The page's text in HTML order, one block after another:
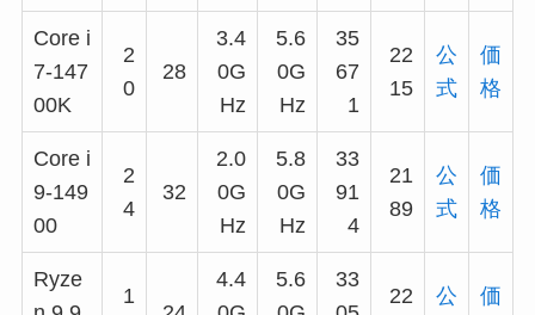
Core i
7-147
00K
2
0
28
3.4
0G
Hz
5.6
0G
Hz
35
67
1
22
15
公
式
価
格
Core i
9-149
00
2
4
32
2.0
0G
Hz
5.8
0G
Hz
33
91
4
21
89
公
式
価
格
Ryze
1
4.4
5.6
33
22 公 価